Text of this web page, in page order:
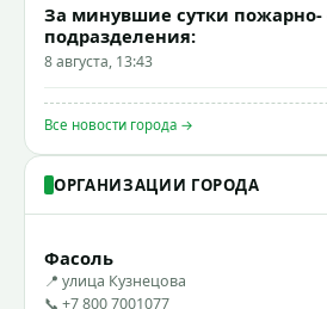
За минувшие сутки пожарно-
подразделения:
8 августа, 13:43
Все новости города →
ОРГАНИЗАЦИИ ГОРОДА
Фасоль
📍 улица Кузнецова
📞 +7 800 7001077